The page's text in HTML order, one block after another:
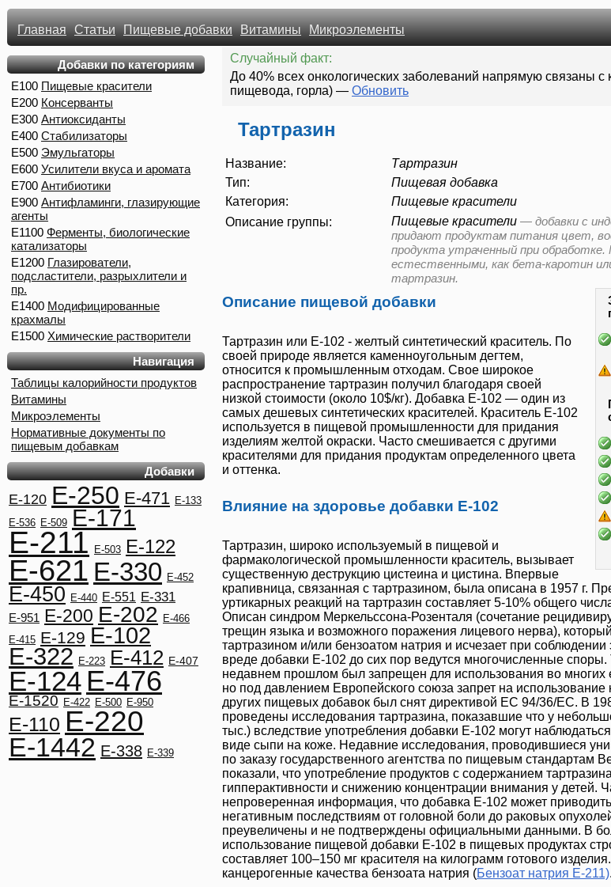
Главная Статьи Пищевые добавки Витамины Микроэлементы
Добавки по категориям
E100 Пищевые красители
E200 Консерванты
E300 Антиоксиданты
E400 Стабилизаторы
E500 Эмульгаторы
E600 Усилители вкуса и аромата
E700 Антибиотики
E900 Антифламинги, глазирующие
агенты
E1100 Ферменты, биологические
катализаторы
E1200 Глазирователи,
подсластители, разрыхлители и
пр.
E1400 Модифицированные
крахмалы
E1500 Химические растворители
Навигация
Таблицы калорийности продуктов
Витамины
Микроэлементы
Нормативные документы по
пищевым добавкам
Добавки
E-120 E-250 E-471 E-133
E-536 E-509 E-171
E-211 E-503 E-122
E-621 E-330 E-452
E-450 E-440 E-551 E-331
E-951 E-200 E-202 E-466
E-415 E-129 E-102
E-322 E-223 E-412 E-407
E-124 E-476
E-1520 E-422 E-500 E-950
E-110 E-220
E-1442 E-338 E-339
Случайный факт:
До 40% всех онкологических заболеваний напрямую связаны с
пищевода, горла) — Обновить
Тартразин
Название:
Тартразин
Тип:
Пищевая добавка
Категория:
Пищевые красители
Описание группы:
Пищевые красители — добавки с
придают продуктам питания цвет,
продукта утраченный при
естественными, как бета-каротин
тартразин.
Описание пищевой добавки
Тартразин или Е-102 - желтый синтетический краситель. По
своей природе является каменноугольным дегтем,
относится к промышленным отходам. Свое широкое
распространение тартразин получил благодаря своей
низкой стоимости (около 10$/кг). Добавка Е-102 — один из
самых дешевых синтетических красителей. Краситель Е-102
используется в пищевой промышленности для придания
изделиям желтой окраски. Часто смешивается с другими
красителями для придания продуктам определенного цвета
и оттенка.
Влияние на здоровье добавки Е-102
Тартразин, широко используемый в пищевой и
фармакологической промышленности краситель, вызывает
существенную деструкцию цистеина и цистина. Впервые
крапивница, связанная с тартразином, была описана в 1957 г.
уртикарных реакций на тартразин составляет 5-10% общего
Описан синдром Меркельссона-Розенталя (сочетание
трещин языка и возможного поражения лицевого нерва),
тартразином и/или бензоатом натрия и исчезает при
вреде добавки Е-102 до сих пор ведутся многочисленные
недавнем прошлом был запрещен для использования во многих
но под давлением Европейского союза запрет на использование
других пищевых добавок был снят директивой ЕС 94/36/EC. В
проведены исследования тартразина, показавшие что у
тыс.) вследствие употребления добавки Е-102 могут
виде сыпи на коже. Недавние исследования, проводившиеся
по заказу государственного агентства по пищевым стандартам
показали, что употребление продуктов с содержанием
гипперактивности и снижению концентрации внимания у детей.
непроверенная информация, что добавка Е-102 может
негативным последствиям от головной боли до раковых
преувеличены и не подтверждены официальными данными. В
использование пищевой добавки Е-102 в пищевых продуктах
составляет 100–150 мг красителя на килограмм готового изделия.
канцерогенные качества бензоата натрия (Бензоат натрия Е-211).